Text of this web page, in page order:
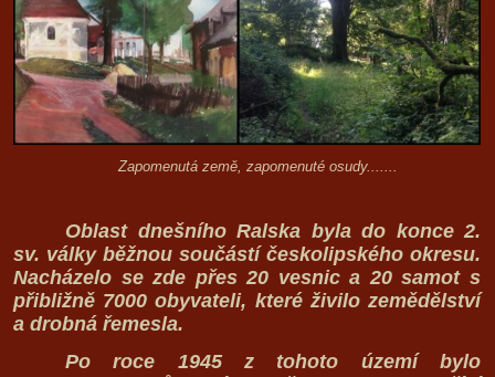
Zapomenutá země, zapomenuté osudy.......
Oblast dnešního Ralska byla do konce 2.
sv. války běžnou součástí českolipského okresu.
Nacházelo se zde přes 20 vesnic a 20 samot s
přibližně 7000 obyvateli, které živilo zemědělství
a drobná řemesla.
Po roce 1945 z tohoto území bylo